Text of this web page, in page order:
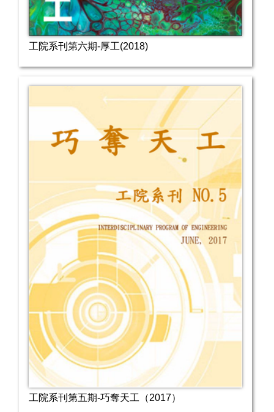
工院系刊第六期-厚工(2018)
工院系刊第五期-巧奪天工（2017）